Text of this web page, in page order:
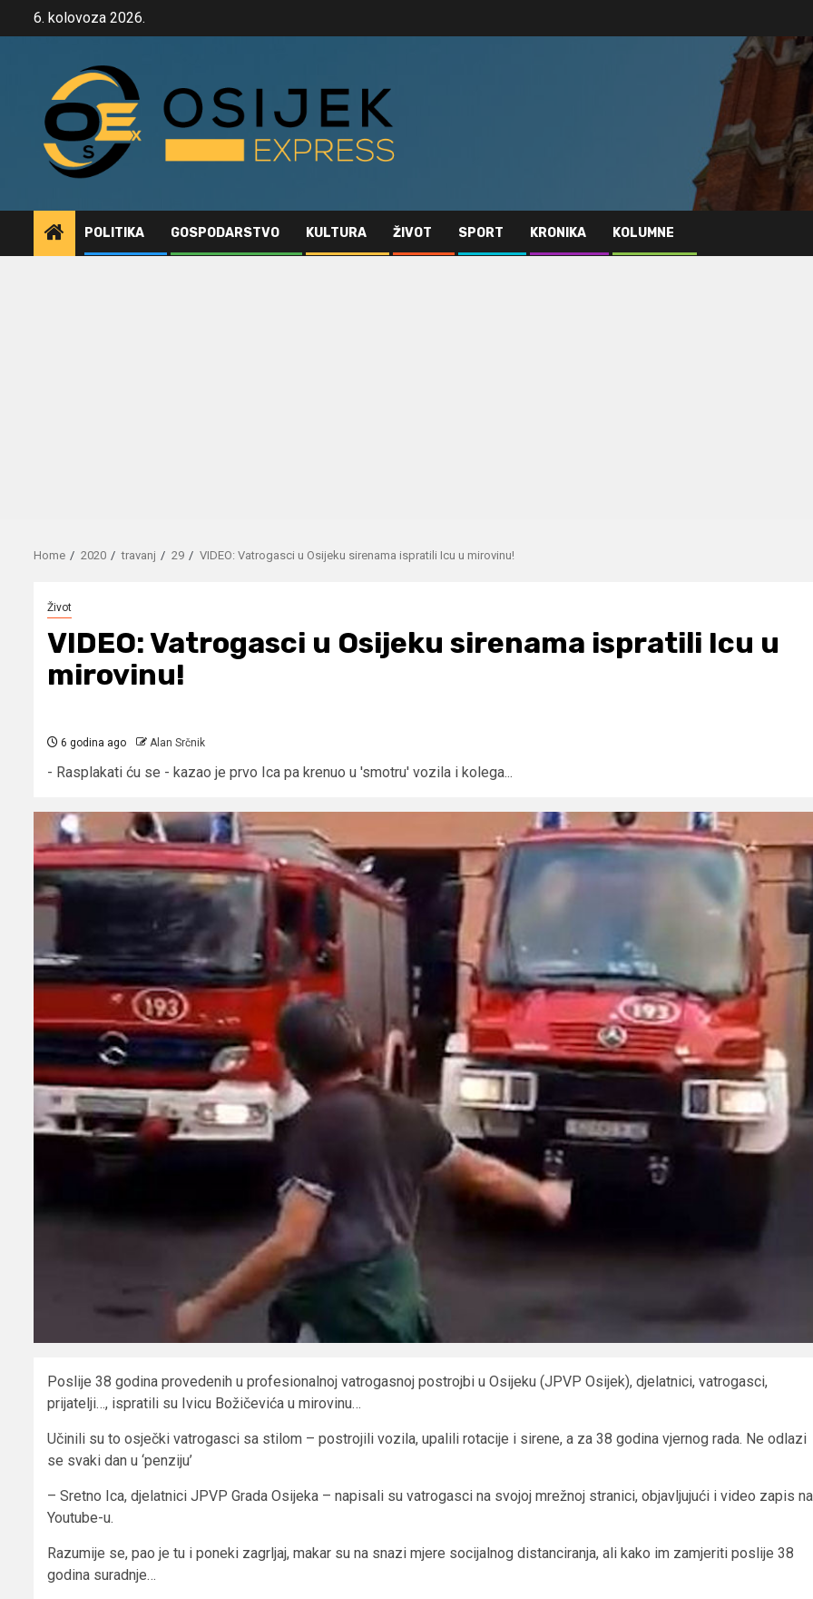
6. kolovoza 2026.
POLITIKA GOSPODARSTVO KULTURA ŽIVOT SPORT KRONIKA KOLUMNE
Home 2020 travanj 29 VIDEO: Vatrogasci u Osijeku sirenama ispratili Icu u mirovinu!
Život
VIDEO: Vatrogasci u Osijeku sirenama ispratili Icu u
mirovinu!
6 godina ago Alan Srčnik
- Rasplakati ću se - kazao je prvo Ica pa krenuo u 'smotru' vozila i kolega...
Poslije 38 godina provedenih u profesionalnoj vatrogasnoj postrojbi u Osijeku (JPVP Osijek), djelatnici, vatrogasci,
prijatelji…, ispratili su Ivicu Božičevića u mirovinu…
Učinili su to osječki vatrogasci sa stilom – postrojili vozila, upalili rotacije i sirene, a za 38 godina vjernog rada. Ne odlazi
se svaki dan u ‘penziju’
– Sretno Ica, djelatnici JPVP Grada Osijeka – napisali su vatrogasci na svojoj mrežnoj stranici, objavljujući i video zapis na
Youtube-u.
Razumije se, pao je tu i poneki zagrljaj, makar su na snazi mjere socijalnog distanciranja, ali kako im zamjeriti poslije 38
godina suradnje…